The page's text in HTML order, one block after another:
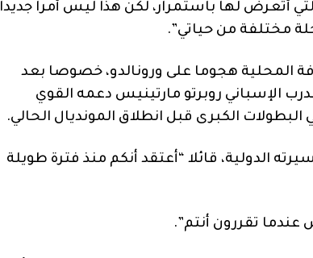
أتعرض لها باستمرار، لكن هذا ليس أمرا جديدا
مختلفة من حياتي”.
المحلية هجوما على ورونالدو، خصوصا بعد
الإسباني روبرتو مارتينيس دعمه القوي
نهاية مسيرته الدولية، قائلا “أعتقد أنكم منذ فترة طويلة
تقررون أنتم”.